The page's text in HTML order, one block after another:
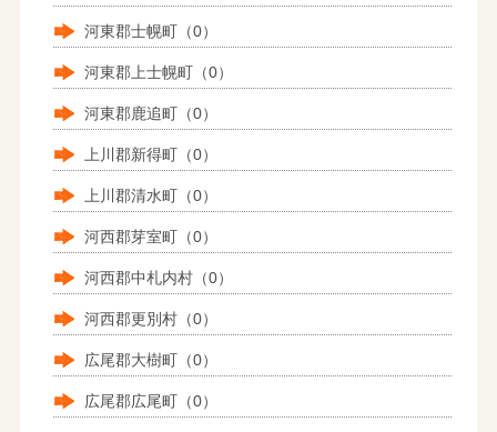
河東郡士幌町（0）
河東郡上士幌町（0）
河東郡鹿追町（0）
上川郡新得町（0）
上川郡清水町（0）
河西郡芽室町（0）
河西郡中札内村（0）
河西郡更別村（0）
広尾郡大樹町（0）
広尾郡広尾町（0）